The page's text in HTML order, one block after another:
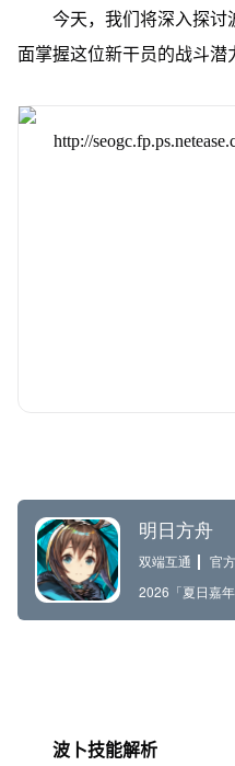
今天，我们将深入探讨
面掌握这位新干员的战斗潜
波卜技能解析